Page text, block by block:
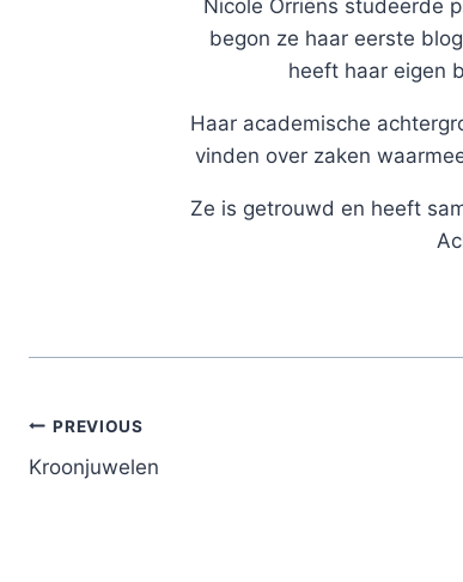
Nicole Orriëns studeerde
begon ze haar eerste
heeft haar eigen
Haar academische
vinden over zaken
Ze is getrouwd en heeft
Post
navigation
PREVIOUS
Kroonjuwelen